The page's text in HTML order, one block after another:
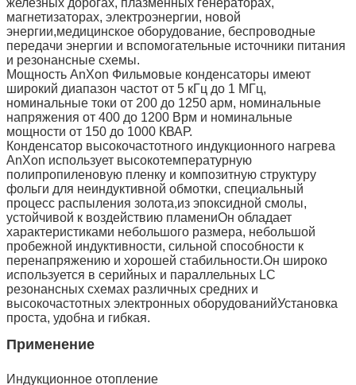
железных дорогах, плазменных генераторах,
магнетизаторах, электроэнергии, новой
энергии,медицинское оборудование, беспроводные
передачи энергии и вспомогательные источники питания
и резонансные схемы.
Мощность AnXon Фильмовые конденсаторы имеют
широкий диапазон частот от 5 кГц до 1 МГц,
номинальные токи от 200 до 1250 арм, номинальные
напряжения от 400 до 1200 Врм и номинальные
мощности от 150 до 1000 КВАР.
Конденсатор высокочастотного индукционного нагрева
AnXon использует высокотемпературную
полипропиленовую пленку и композитную структуру
фольги для неиндуктивной обмотки, специальный
процесс распыления золота,из эпоксидной смолы,
устойчивой к воздействию пламениОн обладает
характеристиками небольшого размера, небольшой
пробежной индуктивности, сильной способности к
перенапряжению и хорошей стабильности.Он широко
используется в серийных и параллельных LC
резонансных схемах различных средних и
высокочастотных электронных оборудованийУстановка
проста, удобна и гибкая.
Применение
Индукционное отопление